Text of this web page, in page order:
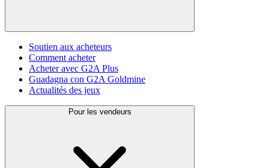
Soutien aux acheteurs
Comment acheter
Acheter avec G2A Plus
Guadagna con G2A Goldmine
Actualités des jeux
Pour les vendeurs